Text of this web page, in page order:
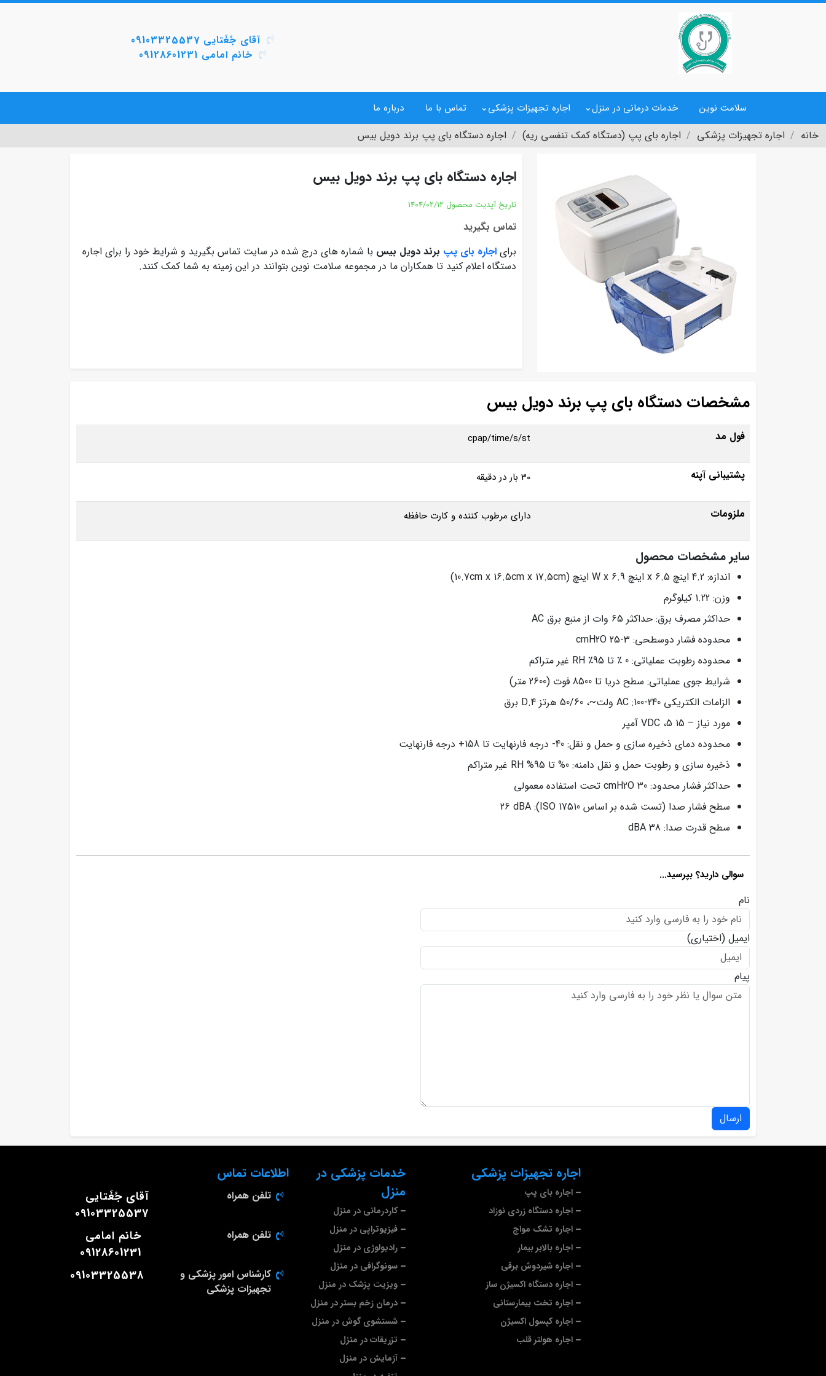
آقای جُغَتایی 09103325537
خانم امامی 09128601231
سلامت نوین خدمات درمانی در منزل اجاره تجهیزات پزشکی تماس با ما درباره ما
خانه اجاره تجهیزات پزشکی اجاره بای پپ (دستگاه کمک تنفسی ریه) اجاره دستگاه بای پپ برند دویل بیس
اجاره دستگاه بای پپ برند دویل بیس
تاریخ آپدیت محصول 1404/02/12
تماس بگیرید
برای اجاره بای پپ برند دویل بیس با شماره های درج شده در سایت تماس بگیرید و شرایط خود را برای اجاره
دستگاه اعلام کنید تا همکاران ما در مجموعه سلامت نوین بتوانند در این زمینه به شما کمک کنند.
مشخصات دستگاه بای پپ برند دویل بیس
فول مد cpap/time/s/st
پشتیبانی آپنه 30 بار در دقیقه
ملزومات دارای مرطوب کننده و کارت حافظه
سایر مشخصات محصول
اندازه: 4.2 اینچ x 6.5 اینچ W x 6.9 اینچ (10.7cm x 16.5cm x 17.5cm)
وزن: 1.22 کیلوگرم
حداکثر مصرف برق: حداکثر 65 وات از منبع برق AC
محدوده فشار دوسطحی: 3-25 cmH2O
محدوده رطوبت عملیاتی: 0 ٪ تا 95٪ RH غیر متراکم
شرایط جوی عملیاتی: سطح دریا تا 8500 فوت (2600 متر)
الزامات الکتریکی AC :100-240 ولت~، 50/60 هرتز D.4 برق
مورد نیاز – 15 VDC ،5 آمپر
محدوده دمای ذخیره سازی و حمل و نقل: 40- درجه فارنهایت تا 158+ درجه فارنهایت
ذخیره سازی و رطوبت حمل و نقل دامنه: 0% تا 95% RH غیر متراکم
حداکثر فشار محدود: 30 cmH2O تحت استفاده معمولی
سطح فشار صدا (تست شده بر اساس ISO 17510): 26 dBA
سطح قدرت صدا: 38 dBA
سوالی دارید؟ بپرسید...
نام
ایمیل (اختیاری)
پیام
ارسال
اجاره تجهیزات پزشکی
اجاره بای پپ
اجاره دستگاه زردی نوزاد
اجاره تشک مواج
اجاره بالابر بیمار
اجاره شیردوش برقی
اجاره دستگاه اکسیژن ساز
اجاره تخت بیمارستانی
اجاره کپسول اکسیژن
اجاره هولتر قلب
خدمات پزشکی در
منزل
کاردرمانی در منزل
فیزیوتراپی در منزل
رادیولوژی در منزل
سونوگرافی در منزل
ویزیت پزشک در منزل
درمان زخم بستر در منزل
شستشوی گوش در منزل
تزریقات در منزل
آزمایش در منزل
اطلاعات تماس
تلفن همراه
آقای جُغَتایی
09103325537
تلفن همراه
خانم امامی
09128601231
کارشناس امور پزشکی و
تجهیزات پزشکی
09103325538